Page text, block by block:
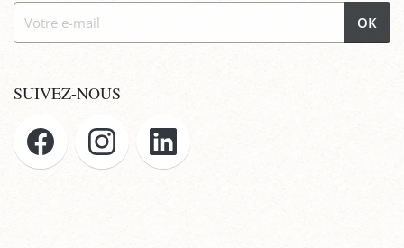
OK
SUIVEZ-NOUS